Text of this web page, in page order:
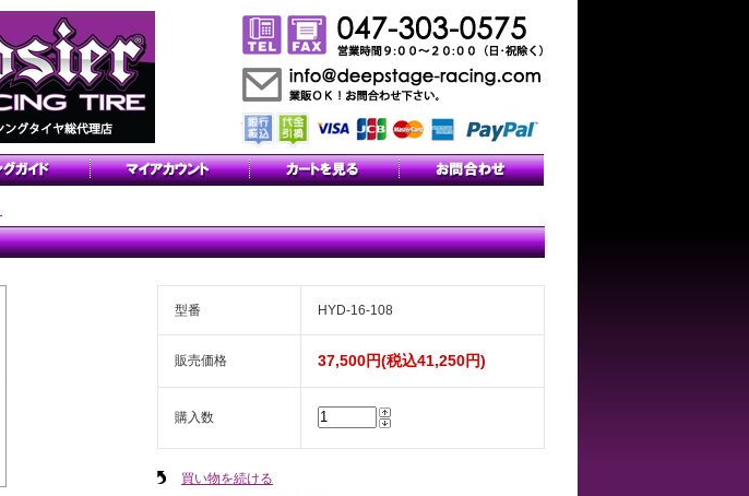
型番 HYD-16-108
販売価格 37,500円(税込41,250円)
購入数
買い物を続ける